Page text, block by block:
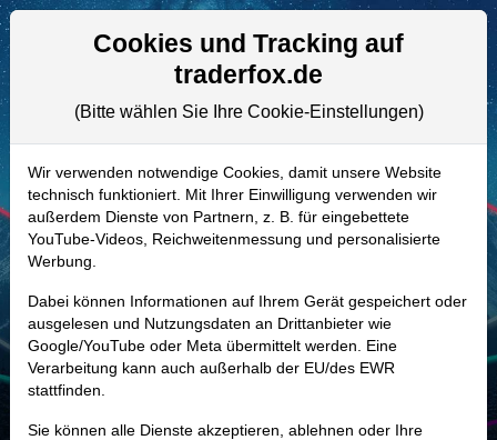
Aktien- und Artikelsuche
A3EX9W | ULS–UL Solutions Aktie
Realtime-Aktienkurs:
-
-
Marktkapitalisierung 15,79 Mrd. USD
Unternehmenswert 15,83 Mrd. USD
Cookies und Tracking auf
traderfox.de
(Bitte wählen Sie Ihre Cookie-Einstellungen)
Wir verwenden notwendige Cookies, damit unsere Website
technisch funktioniert. Mit Ihrer Einwilligung verwenden wir
außerdem Dienste von Partnern, z. B. für eingebettete
YouTube-Videos, Reichweitenmessung und personalisierte
Werbung.
Dabei können Informationen auf Ihrem Gerät gespeichert oder
ausgelesen und Nutzungsdaten an Drittanbieter wie
Google/YouTube oder Meta übermittelt werden. Eine
Verarbeitung kann auch außerhalb der EU/des EWR
stattfinden.
Sie können alle Dienste akzeptieren, ablehnen oder Ihre